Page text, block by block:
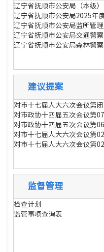
辽宁省抚顺市公安局（本级
辽宁省抚顺市公安局2025年
辽宁省抚顺市公安局监所管
辽宁省抚顺市公安局交通警
辽宁省抚顺市公安局森林警
建议提案
对市十七届人大六次会议第
对市政协十四届五次会议第
对市政协十四届五次会议第
对市十七届人大六次会议第
对市十七届人大六次会议第
监督管理
检查计划
监管事项查询表